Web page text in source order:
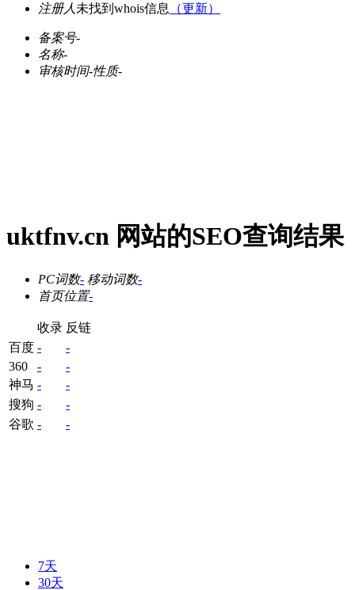
注册人 未找到whois信息 （更新）
备案号-
名称-
审核时间-性质-
uktfnv.cn 网站的SEO查询结果
PC词数- 移动词数-
首页位置-
收录 反链
百度 -
-
360
-
-
神马 -
-
搜狗 -
-
谷歌 - -
7天
30天